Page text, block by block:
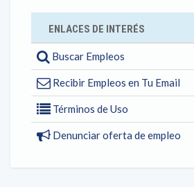
ENLACES DE INTERÉS
Buscar Empleos
Recibir Empleos en Tu Email
Términos de Uso
Denunciar oferta de empleo